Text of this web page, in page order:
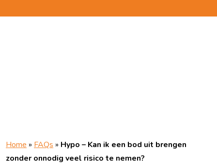
Home » FAQs » Hypo – Kan ik een bod uit brengen
zonder onnodig veel risico te nemen?